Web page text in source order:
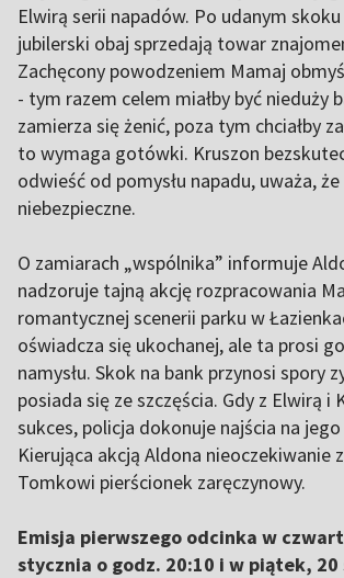
Elwirą serii napadów. Po udanym
jubilerski obaj sprzedają towar
Zachęcony powodzeniem Mamaj
- tym razem celem miałby być nieduży
zamierza się żenić, poza tym chciałby
to wymaga gotówki. Kruszon
odwieść od pomysłu napadu, uważa,
niebezpieczne.
O zamiarach „wspólnika” informuje
nadzoruje tajną akcję rozpracowania
romantycznej scenerii parku w
oświadcza się ukochanej, ale ta prosi
namysłu. Skok na bank przynosi spory
posiada się ze szczęścia. Gdy z Elwirą i
sukces, policja dokonuje najścia na
Kierująca akcją Aldona nieoczekiwanie
Tomkowi pierścionek zaręczynowy.
Emisja pierwszego odcinka w
stycznia o godz. 20:10 i w piątek,